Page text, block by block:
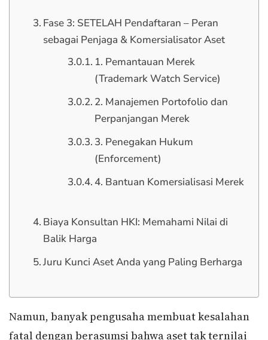
Fase 3: SETELAH Pendaftaran – Peran
sebagai Penjaga & Komersialisator Aset
1. Pemantauan Merek
(Trademark Watch Service)
2. Manajemen Portofolio dan
Perpanjangan Merek
3. Penegakan Hukum
(Enforcement)
4. Bantuan Komersialisasi Merek
Biaya Konsultan HKI: Memahami Nilai di
Balik Harga
Juru Kunci Aset Anda yang Paling Berharga
Namun, banyak pengusaha membuat kesalahan
fatal dengan berasumsi bahwa aset tak ternilai